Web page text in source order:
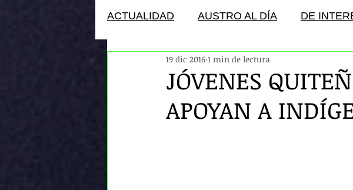
ACTUALIDAD AUSTRO AL DÍA DE
HUMANOS DEL ECUADOR
JÓVENES
APOYAN A
19 dic 2016 1 min de lectura